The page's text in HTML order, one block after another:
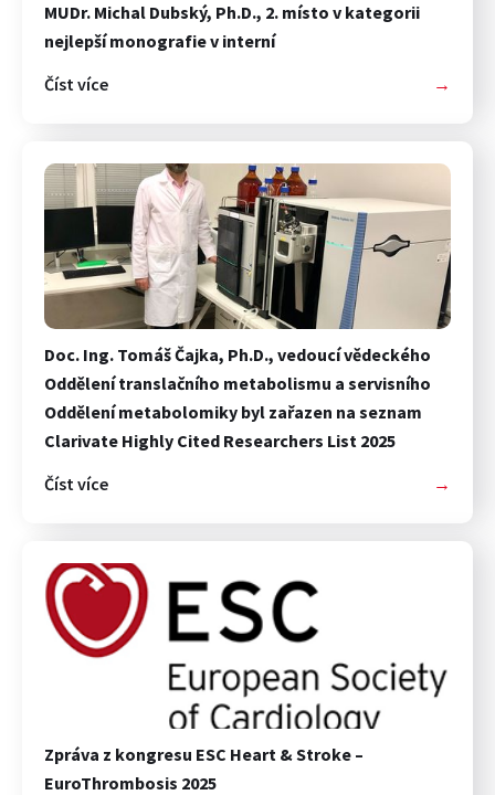
MUDr. Michal Dubský, Ph.D., 2. místo v kategorii
nejlepší monografie v interní
Číst více
→
Doc. Ing. Tomáš Čajka, Ph.D., vedoucí vědeckého
Oddělení translačního metabolismu a servisního
Oddělení metabolomiky byl zařazen na seznam
Clarivate Highly Cited Researchers List 2025
Číst více
→
Zpráva z kongresu ESC Heart & Stroke –
EuroThrombosis 2025